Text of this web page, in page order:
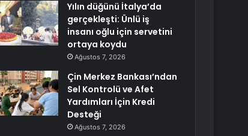
Yılın düğünü İtalya’da
gerçekleşti: Ünlü iş
insanı oğlu için servetini
ortaya koydu
Ağustos 7, 2026
Çin Merkez Bankası’ndan
Sel Kontrolü ve Afet
Yardımları İçin Kredi
Desteği
Ağustos 7, 2026